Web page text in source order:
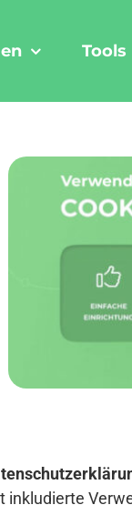
Tools